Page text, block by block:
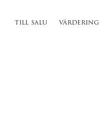
till salu värdering